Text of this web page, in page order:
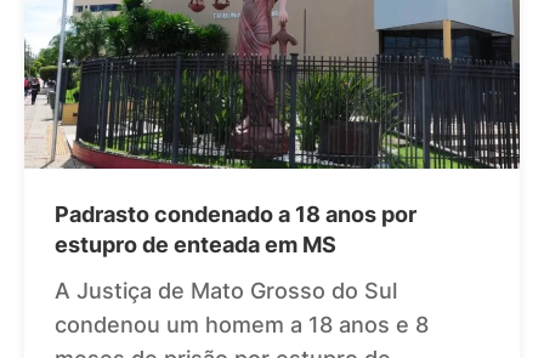
Padrasto condenado a 18 anos por
estupro de enteada em MS
A Justiça de Mato Grosso do Sul
condenou um homem a 18 anos e 8